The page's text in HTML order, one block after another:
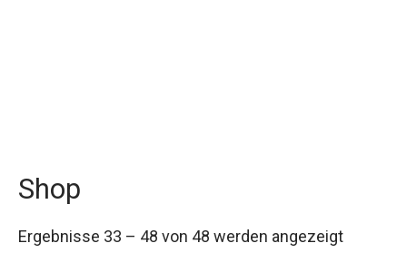
Shop
Ergebnisse 33 – 48 von 48 werden angezeigt